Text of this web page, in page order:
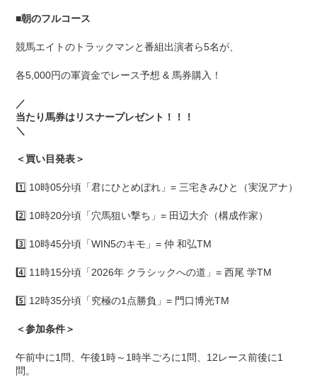
■朝のフルコース
競馬エイトのトラックマンと番組出演者ら5名が、
各5,000円の軍資金でレース予想 & 馬券購入！
／
当たり馬券はリスナープレゼント！！！
＼
＜買い目発表＞
1️⃣ 10時05分頃「君にひとめぼれ」= 三宅きみひと（実況アナ）
2️⃣ 10時20分頃「穴馬狙い撃ち」= 田辺大介（構成作家）
3️⃣ 10時45分頃「WIN5のキモ」= 仲 和弘TM
4️⃣ 11時15分頃「2026年 クラシックへの道」= 西尾 学TM
5️⃣ 12時35分頃「究極の1点勝負」= 門口博光TM
＜参加条件＞
午前中に1問、午後1時～1時半ごろに1問、12レース前後に1
問。